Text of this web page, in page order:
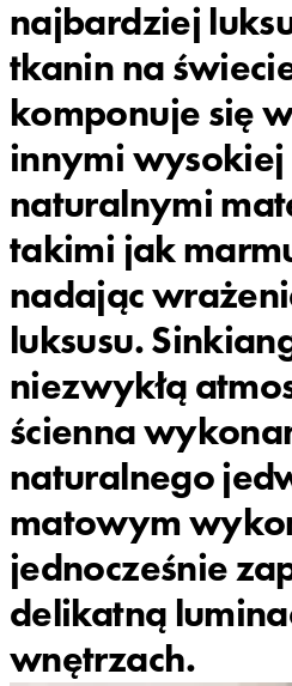
najbardziej
tkanin na
komponuje się
innymi
naturalnymi
takimi jak
nadając
luksusu.
niezwykłą
ścienna
naturalnego
matowym
jednocześnie
delikatną
wnętrzach.